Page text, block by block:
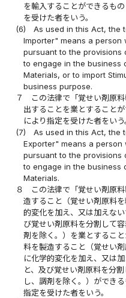
を輸入することができるも
を受けた者をいう。
(6)
As used in this Act, the
Importer" means a person
pursuant to the provisions
to engage in the business
Materials, or to import
business purpose.
７
この法律で「覚せい剤原
出することを業とすること
により指定を受けた者をいう
(7)
As used in this Act, the
Exporter" means a
pursuant to the provisions
to engage in the business
Materials.
８
この法律で「覚せい剤原
造すること（覚せい剤原料
的変化を加え、又は加えな
び覚せい剤原料を分割して
剤を除く。）を業とするこ
料を製造すること（覚せい
に化学的変化を加え、又は
と、及び覚せい剤原料を分
し、調剤を除く。）ができ
指定を受けた者をいう。